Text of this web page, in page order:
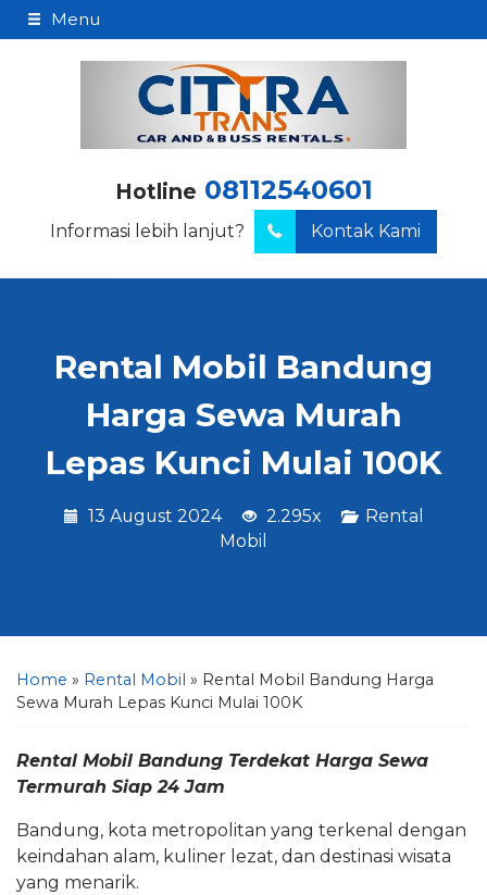
Menu
Hotline 08112540601
Informasi lebih lanjut? Kontak Kami
Rental Mobil Bandung
Harga Sewa Murah
Lepas Kunci Mulai 100K
13 August 2024 2.295x
Rental
Mobil
Home » Rental Mobil » Rental Mobil Bandung Harga
Sewa Murah Lepas Kunci Mulai 100K
Rental Mobil Bandung Terdekat Harga Sewa
Termurah Siap 24 Jam
Bandung, kota metropolitan yang terkenal dengan
keindahan alam, kuliner lezat, dan destinasi wisata
yang menarik.